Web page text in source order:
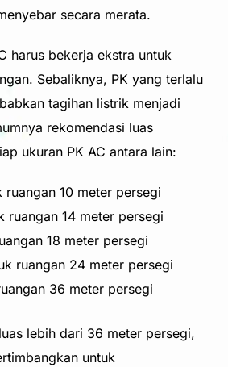
secara merata.
harus bekerja ekstra untuk
Sebaliknya, PK yang terlalu
tagihan listrik menjadi
rekomendasi luas
ukuran PK AC antara lain:
ruangan 10 meter persegi
ruangan 14 meter persegi
18 meter persegi
ruangan 24 meter persegi
36 meter persegi
lebih dari 36 meter persegi,
untuk